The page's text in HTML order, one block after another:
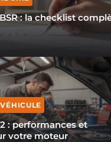
: la checklist
: performances et
votre moteur